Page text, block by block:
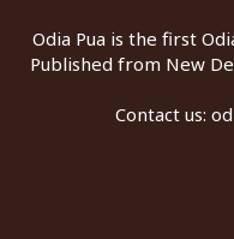
Odia Pua is the first
Published from New
Contact us: